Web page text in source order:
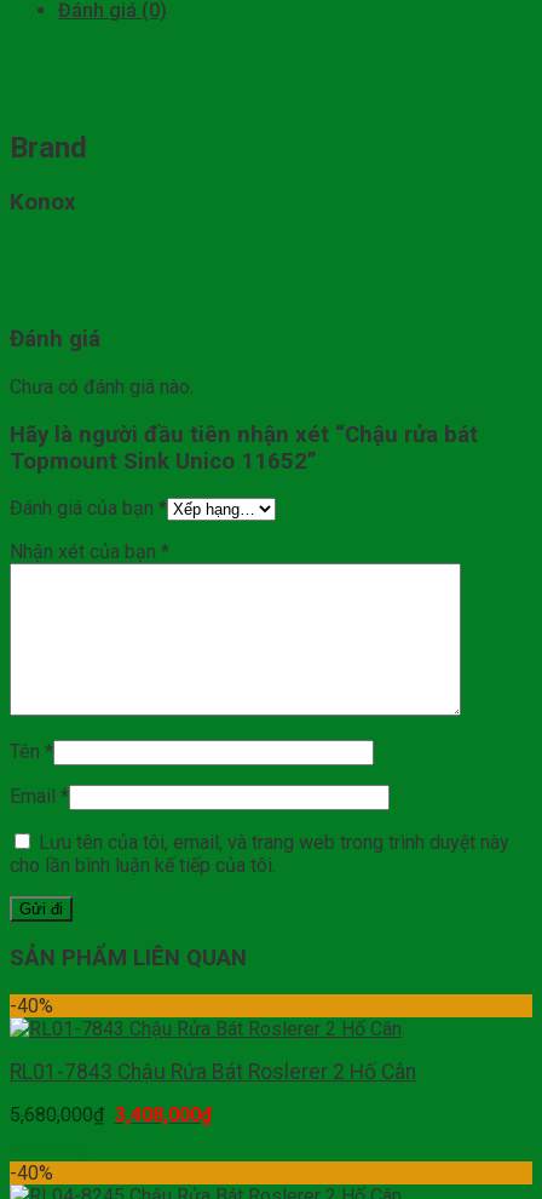
Đánh giá (0)
Brand
Konox
Đánh giá
Chưa có đánh giá nào.
Hãy là người đầu tiên nhận xét “Chậu rửa bát
Topmount Sink Unico 11652”
Đánh giá của bạn *
Nhận xét của bạn *
Tên *
Email *
Lưu tên của tôi, email, và trang web trong trình duyệt này
cho lần bình luận kế tiếp của tôi.
SẢN PHẨM LIÊN QUAN
-40%
RL01-7843 Chậu Rửa Bát Roslerer 2 Hố Cân
5,680,000₫ 3,408,000₫
-40%